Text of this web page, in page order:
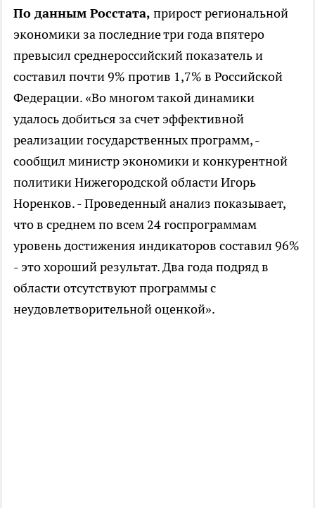
По данным Росстата, прирост региональной
экономики за последние три года впятеро
превысил среднероссийский показатель и
составил почти 9% против 1,7% в Российской
Федерации. «Во многом такой динамики
удалось добиться за счет эффективной
реализации государственных программ, -
сообщил министр экономики и конкурентной
политики Нижегородской области Игорь
Норенков. - Проведенный анализ показывает,
что в среднем по всем 24 госпрограммам
уровень достижения индикаторов составил 96%
- это хороший результат. Два года подряд в
области отсутствуют программы с
неудовлетворительной оценкой».